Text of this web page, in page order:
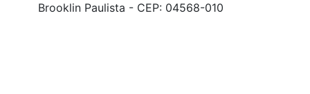
Brooklin Paulista - CEP: 04568-010